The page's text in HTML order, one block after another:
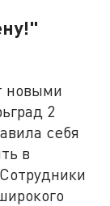
новыми
2
себя
в